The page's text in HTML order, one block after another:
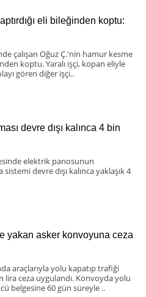
eli bileğinden koptu:
çalışan Oğuz Ç.'nin hamur kesme
koptu. Yaralı işçi, kopan eliyle
gören diğer işçi..
devre dışı kalınca 4 bin
elektrik panosunun
devre dışı kalınca yaklaşık 4
yakan asker konvoyuna ceza
araçlarıyla yolu kapatıp trafiği
ceza uygulandı. Konvoyda yolu
belgesine 60 gün süreyle ..